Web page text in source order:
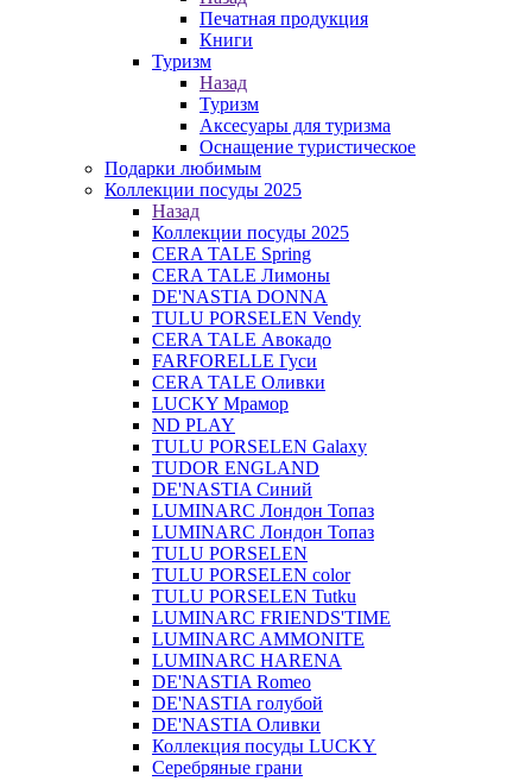
Печатная продукция
Книги
Туризм
Назад
Туризм
Аксесуары для туризма
Оснащение туристическое
Подарки любимым
Коллекции посуды 2025
Назад
Коллекции посуды 2025
CERA TALE Spring
CERA TALE Лимоны
DE'NASTIA DONNA
TULU PORSELEN Vendy
CERA TALE Авокадо
FARFORELLE Гуси
CERA TALE Оливки
LUCKY Мрамор
ND PLAY
TULU PORSELEN Galaxy
TUDOR ENGLAND
DE'NASTIA Синий
LUMINARC Лондон Топаз
LUMINARC Лондон Топаз
TULU PORSELEN
TULU PORSELEN color
TULU PORSELEN Tutku
LUMINARC FRIENDS'TIME
LUMINARC AMMONITE
LUMINARC HARENA
DE'NASTIA Romeo
DE'NASTIA голубой
DE'NASTIA Оливки
Коллекция посуды LUCKY
Серебряные грани